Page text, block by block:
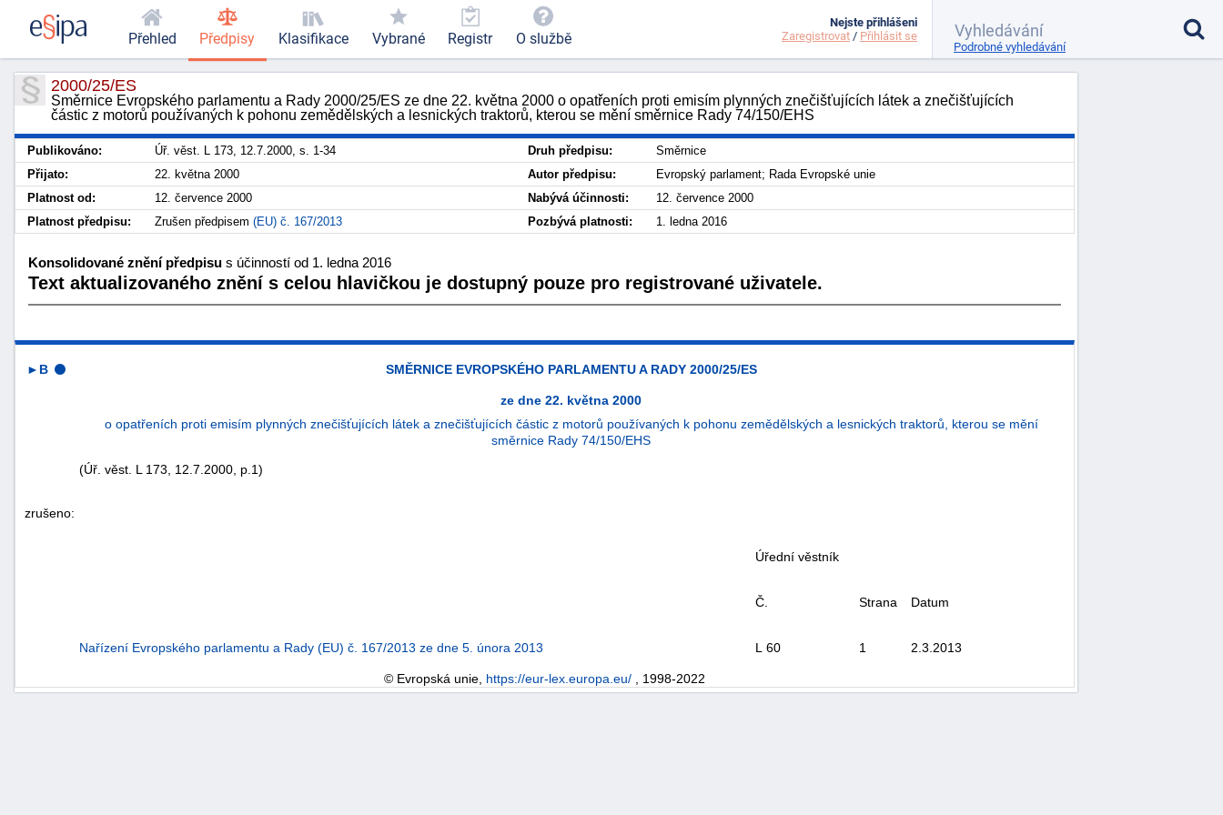
2000/25/ES
Směrnice Evropského parlamentu a Rady 2000/25/ES ze dne 22. května 2000 o opatřeních proti emisím plynných znečišťujících látek a znečišťujících
částic z motorů používaných k pohonu zemědělských a lesnických traktorů, kterou se mění směrnice Rady 74/150/EHS
Publikováno: Úř. věst. L 173, 12.7.2000, s. 1-34 Druh předpisu:
Směrnice
Přijato:
22. května 2000 Autor předpisu:
Evropský parlament; Rada Evropské unie
Platnost od:
12. července 2000 Nabývá účinnosti:
12. července 2000
Platnost předpisu:
Zrušen předpisem (EU) č. 167/2013 Pozbývá platnosti: 1. ledna 2016
Konsolidované znění předpisu s účinností od 1. ledna 2016
Text aktualizovaného znění s celou hlavičkou je dostupný pouze pro registrované uživatele.
►B SMĚRNICE EVROPSKÉHO PARLAMENTU A RADY 2000/25/ES
ze dne 22. května 2000
o opatřeních proti emisím plynných znečišťujících látek a znečišťujících částic z motorů používaných k pohonu zemědělských a lesnických traktorů, kterou se mění
směrnice Rady 74/150/EHS
(Úř. věst. L 173, 12.7.2000, p.1)
zrušeno:
Úřední věstník
Č. Strana Datum
Nařízení Evropského parlamentu a Rady (EU) č. 167/2013 ze dne 5. února 2013 L 60 1 2.3.2013
© Evropská unie, https://eur-lex.europa.eu/ , 1998-2022
Přehled Předpisy Klasifikace Vybrané Registr O službě
Nejste přihlášeni
Zaregistrovat / Přihlásit se
Podrobné vyhledávání